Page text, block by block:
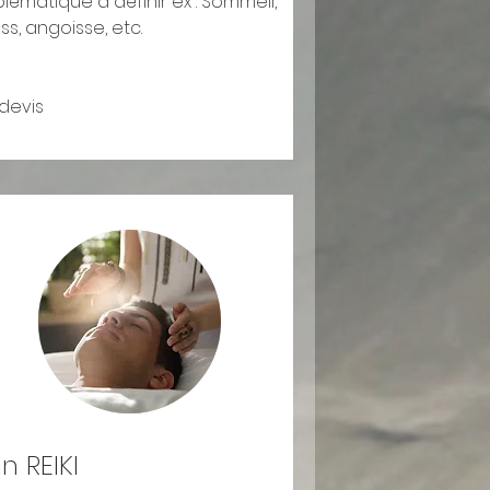
angoisse, etc.
REIKI